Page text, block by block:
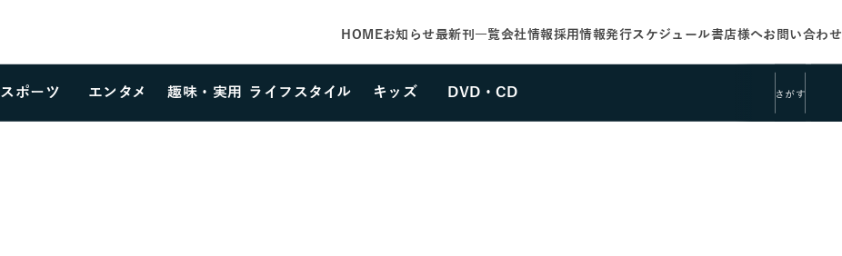
HOMEお知らせ最新刊一覧会社情報採用情報発行スケジュール書店様へお問い合わせ
スポーツ エンタメ 趣味・実用 ライフスタイル キッズ DVD・CD さがす
カテゴリーを選択する